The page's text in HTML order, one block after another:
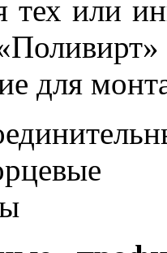
тех или
для